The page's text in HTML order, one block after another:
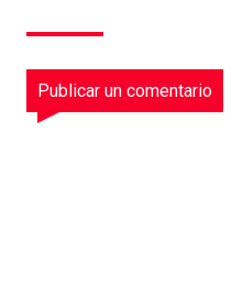
Publicar un comentario